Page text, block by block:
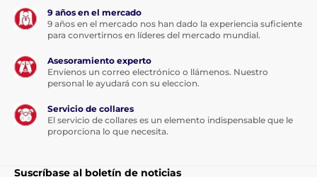
proteína bruta 32 %, aceites y grasas brutos 14,4 %,
1 %, sodio 0,27 %
Proteínas de origen animal del total de proteínas: 86
9 años en el mercado
9 años en el mercado nos han dado la experiencia suficiente
para convertirnos en líderes del mercado mundial.
Asesoramiento experto
Envíenos un correo electrónico o llámenos. Nuestro
personal le ayudará con su eleccion.
Servicio de collares
El servicio de collares es un elemento indispensable que le
proporciona lo que necesita.
Suscríbase al boletín de noticias